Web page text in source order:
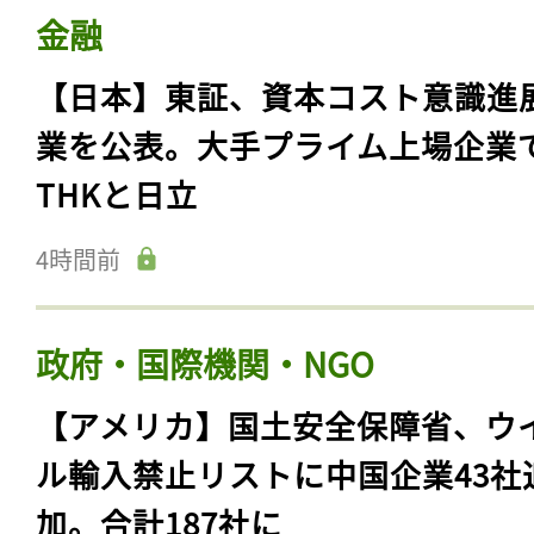
金融
【日本】東証、資本コスト意識進
業を公表。大手プライム上場企業
THKと日立
4時間前
政府・国際機関・NGO
【アメリカ】国土安全保障省、ウ
ル輸入禁止リストに中国企業43社
加。合計187社に